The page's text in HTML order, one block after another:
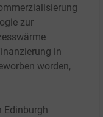
zur
in
worden,
Edinburgh